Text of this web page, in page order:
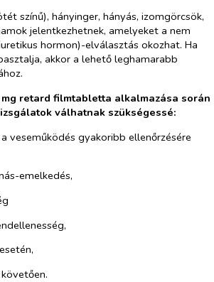
színű), hányinger, hányás, izomgörcsök,
jelentkezhetnek, amelyeket a nem
hormon)-elválasztás okozhat. Ha
akkor a lehető leghamarabb
retard filmtabletta alkalmazása során
válhatnak szükségessé:
veseműködés gyakoribb ellenőrzésére
emelkedés,